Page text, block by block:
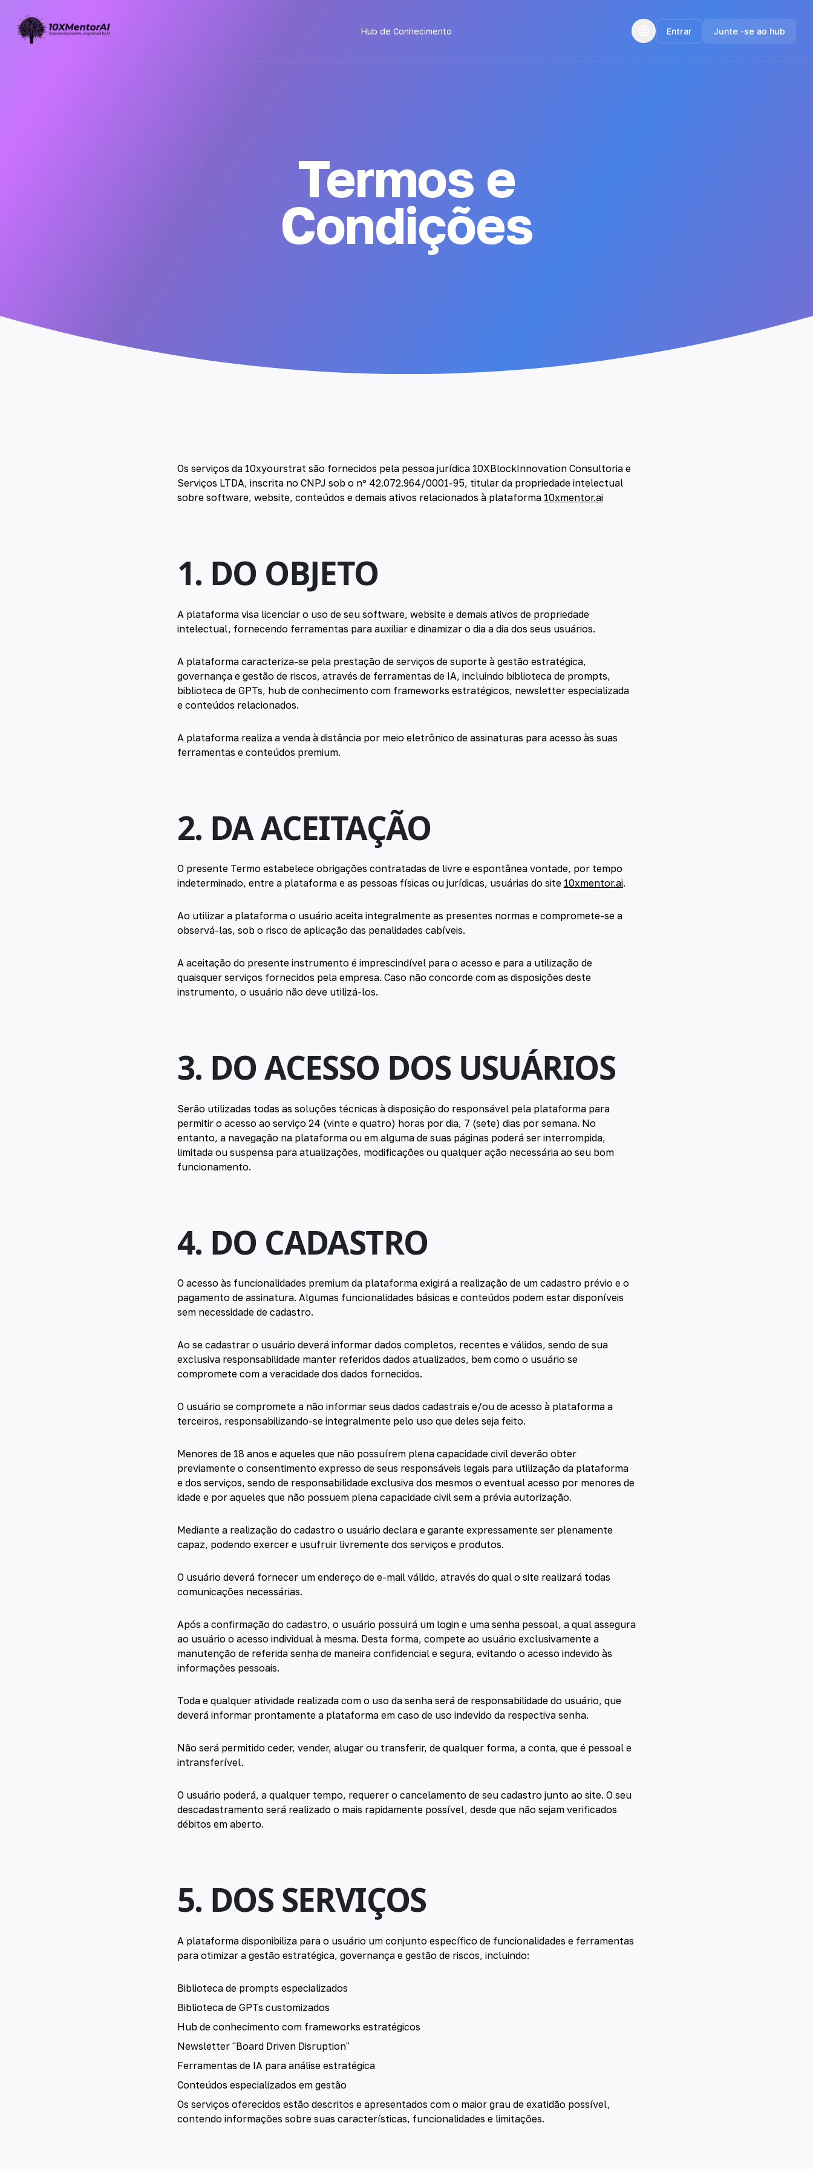
Hub de Conhecimento Entrar Junte -se ao hub
Termos e
Condições
Os serviços da 10xyourstrat são fornecidos pela pessoa jurídica 10XBlockInnovation Consultoria e
Serviços LTDA, inscrita no CNPJ sob o nº 42.072.964/0001-95, titular da propriedade intelectual
sobre software, website, conteúdos e demais ativos relacionados à plataforma 10xmentor.ai
1. DO OBJETO
A plataforma visa licenciar o uso de seu software, website e demais ativos de propriedade
intelectual, fornecendo ferramentas para auxiliar e dinamizar o dia a dia dos seus usuários.
A plataforma caracteriza-se pela prestação de serviços de suporte à gestão estratégica,
governança e gestão de riscos, através de ferramentas de IA, incluindo biblioteca de prompts,
biblioteca de GPTs, hub de conhecimento com frameworks estratégicos, newsletter especializada
e conteúdos relacionados.
A plataforma realiza a venda à distância por meio eletrônico de assinaturas para acesso às suas
ferramentas e conteúdos premium.
2. DA ACEITAÇÃO
O presente Termo estabelece obrigações contratadas de livre e espontânea vontade, por tempo
indeterminado, entre a plataforma e as pessoas físicas ou jurídicas, usuárias do site 10xmentor.ai.
Ao utilizar a plataforma o usuário aceita integralmente as presentes normas e compromete-se a
observá-las, sob o risco de aplicação das penalidades cabíveis.
A aceitação do presente instrumento é imprescindível para o acesso e para a utilização de
quaisquer serviços fornecidos pela empresa. Caso não concorde com as disposições deste
instrumento, o usuário não deve utilizá-los.
3. DO ACESSO DOS USUÁRIOS
Serão utilizadas todas as soluções técnicas à disposição do responsável pela plataforma para
permitir o acesso ao serviço 24 (vinte e quatro) horas por dia, 7 (sete) dias por semana. No
entanto, a navegação na plataforma ou em alguma de suas páginas poderá ser interrompida,
limitada ou suspensa para atualizações, modificações ou qualquer ação necessária ao seu bom
funcionamento.
4. DO CADASTRO
O acesso às funcionalidades premium da plataforma exigirá a realização de um cadastro prévio e o
pagamento de assinatura. Algumas funcionalidades básicas e conteúdos podem estar disponíveis
sem necessidade de cadastro.
Ao se cadastrar o usuário deverá informar dados completos, recentes e válidos, sendo de sua
exclusiva responsabilidade manter referidos dados atualizados, bem como o usuário se
compromete com a veracidade dos dados fornecidos.
O usuário se compromete a não informar seus dados cadastrais e/ou de acesso à plataforma a
terceiros, responsabilizando-se integralmente pelo uso que deles seja feito.
Menores de 18 anos e aqueles que não possuírem plena capacidade civil deverão obter
previamente o consentimento expresso de seus responsáveis legais para utilização da plataforma
e dos serviços, sendo de responsabilidade exclusiva dos mesmos o eventual acesso por menores de
idade e por aqueles que não possuem plena capacidade civil sem a prévia autorização.
Mediante a realização do cadastro o usuário declara e garante expressamente ser plenamente
capaz, podendo exercer e usufruir livremente dos serviços e produtos.
O usuário deverá fornecer um endereço de e-mail válido, através do qual o site realizará todas
comunicações necessárias.
Após a confirmação do cadastro, o usuário possuirá um login e uma senha pessoal, a qual assegura
ao usuário o acesso individual à mesma. Desta forma, compete ao usuário exclusivamente a
manutenção de referida senha de maneira confidencial e segura, evitando o acesso indevido às
informações pessoais.
Toda e qualquer atividade realizada com o uso da senha será de responsabilidade do usuário, que
deverá informar prontamente a plataforma em caso de uso indevido da respectiva senha.
Não será permitido ceder, vender, alugar ou transferir, de qualquer forma, a conta, que é pessoal e
intransferível.
O usuário poderá, a qualquer tempo, requerer o cancelamento de seu cadastro junto ao site. O seu
descadastramento será realizado o mais rapidamente possível, desde que não sejam verificados
débitos em aberto.
5. DOS SERVIÇOS
A plataforma disponibiliza para o usuário um conjunto específico de funcionalidades e ferramentas
para otimizar a gestão estratégica, governança e gestão de riscos, incluindo:
Biblioteca de prompts especializados
Biblioteca de GPTs customizados
Hub de conhecimento com frameworks estratégicos
Newsletter "Board Driven Disruption"
Ferramentas de IA para análise estratégica
Conteúdos especializados em gestão
Os serviços oferecidos estão descritos e apresentados com o maior grau de exatidão possível,
contendo informações sobre suas características, funcionalidades e limitações.